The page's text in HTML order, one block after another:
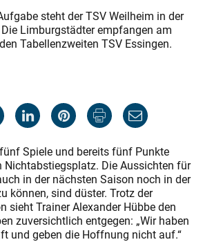
steht der TSV Weilheim in der
Limburgstädter empfangen am
Tabellenzweiten TSV Essingen.
Spiele und bereits fünf Punkte
Nichtabstiegsplatz. Die Aussichten für
in der nächsten Saison noch in der
können, sind düster. Trotz der
sieht Trainer Alexander Hübbe den
zuversichtlich entgegen: „Wir haben
und geben die Hoffnung nicht auf.“